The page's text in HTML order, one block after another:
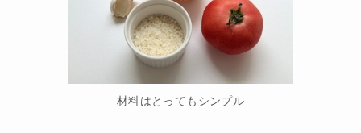
材料はとってもシンプル